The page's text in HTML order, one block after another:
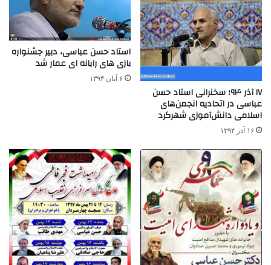
۱۷ آذر ۹۴؛ سخنرانی استاد حسن
عباسی در اتحادیه انجمن‌های
اسلامی دانش‌آموزی شهرکرد
۱۶ آذر ۱۳۹۴
استاد حسن عباسی، دبیر جشنواره
بازی های رایانه ای عمار شد
۶ آبان ۱۳۹۴